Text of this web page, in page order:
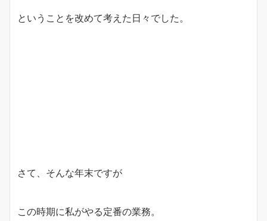
ということを改めて考えた日々でした。
さて、そんな年末ですが
この時期に私がやる定番の業務。